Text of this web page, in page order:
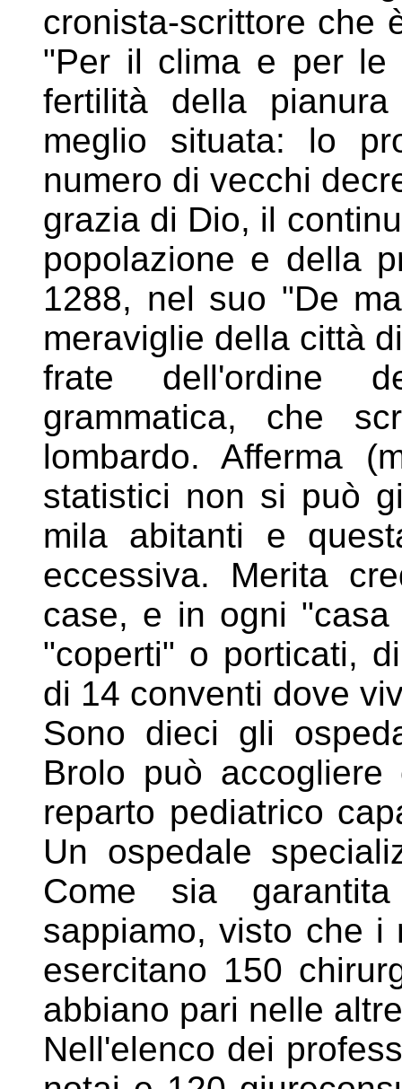
cronista-scrittore che
"Per il clima e per le
fertilità della
meglio situata: lo
numero di vecchi
grazia di Dio, il
popolazione e della
1288, nel suo "De
meraviglie della città
frate dell'ordine
grammatica, che
lombardo. Afferma
statistici non si può
mila abitanti e
eccessiva. Merita
case, e in ogni
"coperti" o porticati,
di 14 conventi dove
Sono dieci gli
Brolo può
reparto pediatrico
Un ospedale
Come sia
sappiamo, visto che i
esercitano 150
abbiano pari nelle
Nell'elenco dei